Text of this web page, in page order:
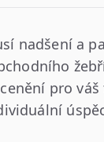
nadšení a
pro